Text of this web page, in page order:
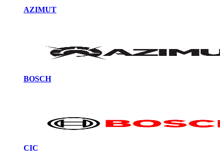
AZIMUT
BOSCH
CIC